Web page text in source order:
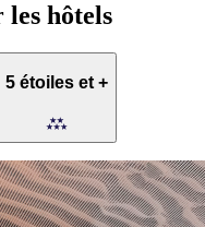
hôtels
5 étoiles et +